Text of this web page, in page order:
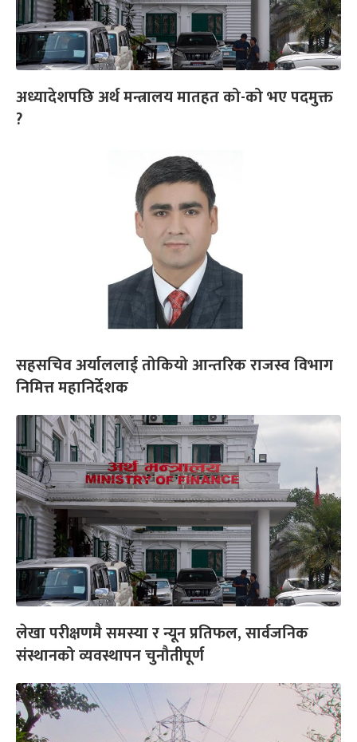
अध्यादेशपछि अर्थ मन्त्रालय मातहत को-को भए पदमुक्त
?
सहसचिव अर्याललाई तोकियो आन्तरिक राजस्व विभाग
निमित्त महानिर्देशक
लेखा परीक्षणमै समस्या र न्यून प्रतिफल, सार्वजनिक
संस्थानको व्यवस्थापन चुनौतीपूर्ण